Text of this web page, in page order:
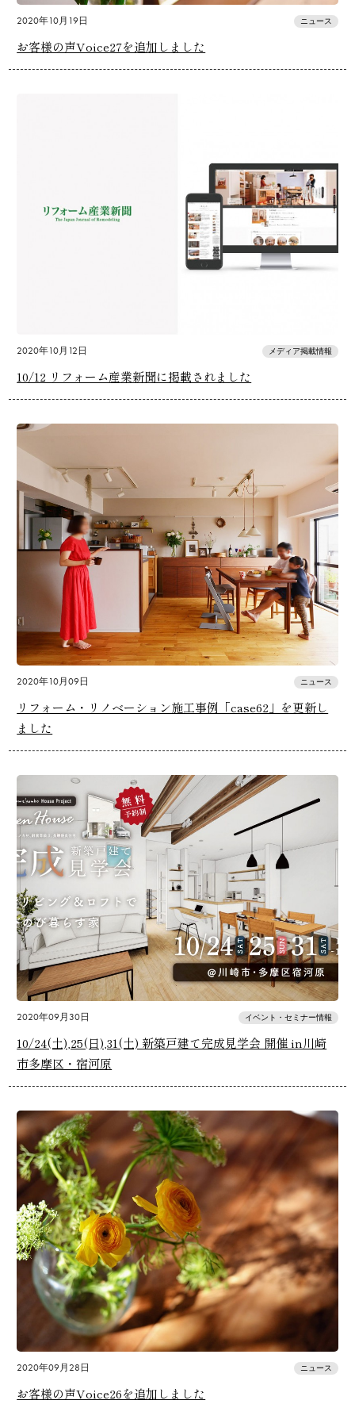
2020年10月19日 ニュース
お客様の声Voice27を追加しました
2020年10月12日 メディア掲載情報
10/12 リフォーム産業新聞に掲載されました
2020年10月09日 ニュース
リフォーム・リノベーション施工事例「case62」を更新し
ました
2020年09月30日 イベント・セミナー情報
10/24(土),25(日),31(土) 新築戸建て完成見学会 開催 in川崎
市多摩区・宿河原
2020年09月28日 ニュース
お客様の声Voice26を追加しました